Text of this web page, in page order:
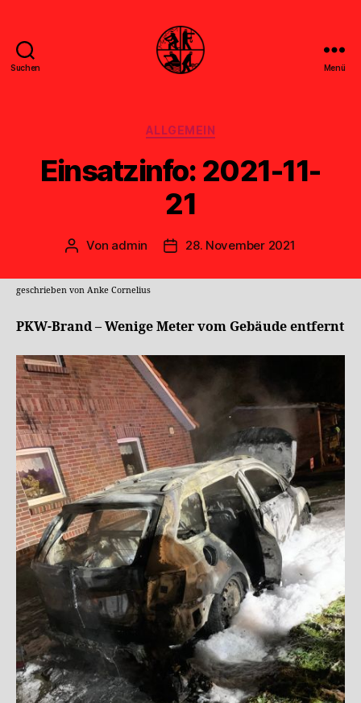
Suchen Menü
Kategorien
ALLGEMEIN
Einsatzinfo: 2021-11-
21
Beitragsautor
Von admin Veröffentlichungsdatum
28. November 2021
geschrieben von Anke Cornelius
PKW-Brand – Wenige Meter vom Gebäude entfernt